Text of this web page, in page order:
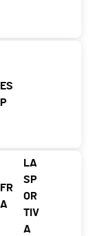
ES
P
FR
A
LA
SP
OR
TIV
A